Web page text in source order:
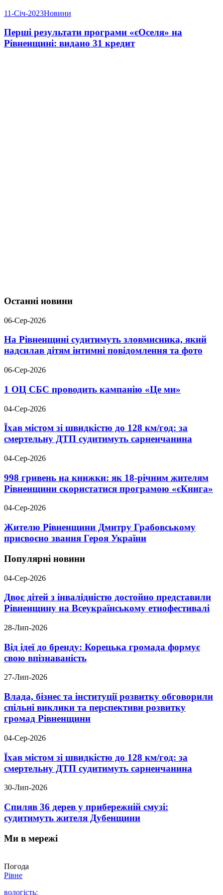
11-Січ-2023Новини
Перші результати програми «єОселя» на
Рівненщині: видано 31 кредит
Останні новини
06-Сер-2026
На Рівненщині судитимуть зловмисника, який
надсилав дітям інтимні повідомлення та фото
06-Сер-2026
1 ОЦ СБС проводить кампанію «Це ми»
04-Сер-2026
Їхав містом зі швидкістю до 128 км/год: за
смертельну ДТП судитимуть сарненчанина
04-Сер-2026
998 гривень на книжки: як 18-річним жителям
Рівненщини скористатися програмою «єКнига»
04-Сер-2026
Жителю Рівненщини Дмитру Грабовському
присвоєно звання Героя України
Популярні новини
04-Сер-2026
Двоє дітей з інвалідністю достойно представили
Рівненщину на Всеукраїнському етнофестивалі
28-Лип-2026
Від ідеї до бренду: Корецька громада формує
свою впізнаваність
27-Лип-2026
Влада, бізнес та інституції розвитку обговорили
спільні виклики та перспективи розвитку
громад Рівненщини
04-Сер-2026
Їхав містом зі швидкістю до 128 км/год: за
смертельну ДТП судитимуть сарненчанина
30-Лип-2026
Спиляв 36 дерев у прибережній смузі:
судитимуть жителя Дубенщини
Ми в мережі
Погода
Рівне
вологість: